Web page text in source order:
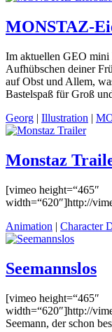
MONSTAZ-
Im aktuellen GEO
Aufhübschen deiner
auf Obst und Allem,
Bastelspaß für Groß
Georg | Illustration |
Monstaz
[vimeo height=“465″
width=“620″]http://
Animation | Character
Seemannslos
[vimeo height=“465″
width=“620″]http://
Seemann, der schon